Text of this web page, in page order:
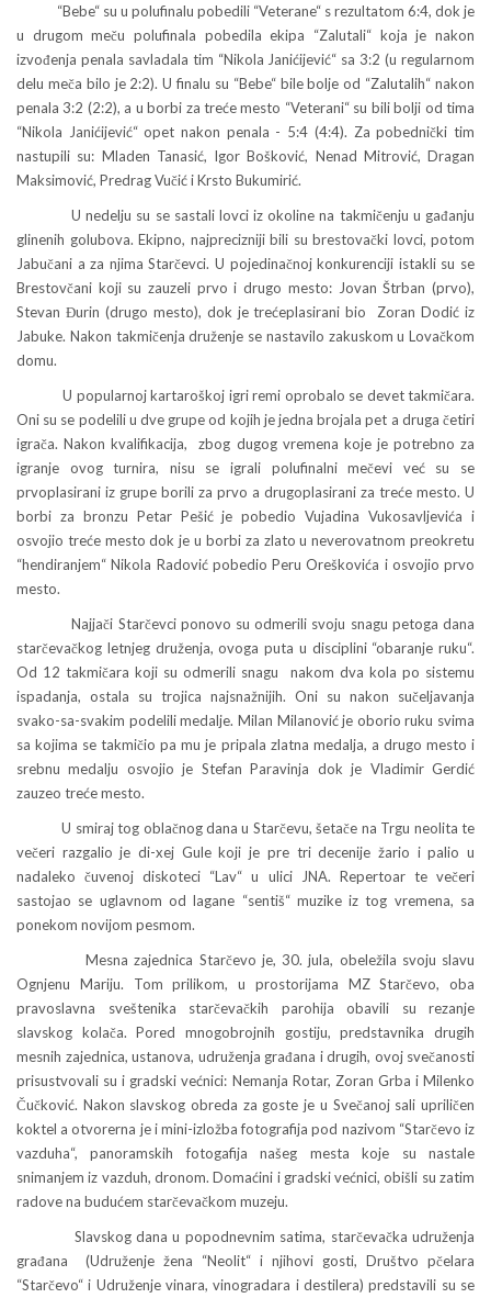
“Bebe“ su u polufinalu pobedili “Veterane“ s rezultatom 6:4, dok je
u drugom meču polufinala pobedila ekipa “Zalutali“ koja je nakon
izvođenja penala savladala tim “Nikola Janićijević“ sa 3:2 (u regularnom
delu meča bilo je 2:2). U finalu su “Bebe“ bile bolje od “Zalutalih“ nakon
penala 3:2 (2:2), a u borbi za treće mesto “Veterani“ su bili bolji od tima
“Nikola Janićijević“ opet nakon penala - 5:4 (4:4). Za pobednički tim
nastupili su: Mladen Tanasić, Igor Bošković, Nenad Mitrović, Dragan
Maksimović, Predrag Vučić i Krsto Bukumirić.
U nedelju su se sastali lovci iz okoline na takmičenju u gađanju
glinenih golubova. Ekipno, najprecizniji bili su brestovački lovci, potom
Jabučani a za njima Starčevci. U pojedinačnoj konkurenciji istakli su se
Brestovčani koji su zauzeli prvo i drugo mesto: Jovan Štrban (prvo),
Stevan Đurin (drugo mesto), dok je trećeplasirani bio Zoran Dodić iz
Jabuke. Nakon takmičenja druženje se nastavilo zakuskom u Lovačkom
domu.
U popularnoj kartaroškoj igri remi oprobalo se devet takmičara.
Oni su se podelili u dve grupe od kojih je jedna brojala pet a druga četiri
igrača. Nakon kvalifikacija, zbog dugog vremena koje je potrebno za
igranje ovog turnira, nisu se igrali polufinalni mečevi već su se
prvoplasirani iz grupe borili za prvo a drugoplasirani za treće mesto. U
borbi za bronzu Petar Pešić je pobedio Vujadina Vukosavljevića i
osvojio treće mesto dok je u borbi za zlato u neverovatnom preokretu
“hendiranjem“ Nikola Radović pobedio Peru Oreškovića i osvojio prvo
mesto.
Najjači Starčevci ponovo su odmerili svoju snagu petoga dana
starčevačkog letnjeg druženja, ovoga puta u disciplini “obaranje ruku“.
Od 12 takmičara koji su odmerili snagu nakom dva kola po sistemu
ispadanja, ostala su trojica najsnažnijih. Oni su nakon sučeljavanja
svako-sa-svakim podelili medalje. Milan Milanović je oborio ruku svima
sa kojima se takmičio pa mu je pripala zlatna medalja, a drugo mesto i
srebnu medalju osvojio je Stefan Paravinja dok je Vladimir Gerdić
zauzeo treće mesto.
U smiraj tog oblačnog dana u Starčevu, šetače na Trgu neolita te
večeri razgalio je di-xej Gule koji je pre tri decenije žario i palio u
nadaleko čuvenoj diskoteci “Lav“ u ulici JNA. Repertoar te večeri
sastojao se uglavnom od lagane “sentiš“ muzike iz tog vremena, sa
ponekom novijom pesmom.
Mesna zajednica Starčevo je, 30. jula, obeležila svoju slavu
Ognjenu Mariju. Tom prilikom, u prostorijama MZ Starčevo, oba
pravoslavna sveštenika starčevačkih parohija obavili su rezanje
slavskog kolača. Pored mnogobrojnih gostiju, predstavnika drugih
mesnih zajednica, ustanova, udruženja građana i drugih, ovoj svečanosti
prisustvovali su i gradski većnici: Nemanja Rotar, Zoran Grba i Milenko
Čučković. Nakon slavskog obreda za goste je u Svečanoj sali upriličen
koktel a otvorerna je i mini-izložba fotografija pod nazivom “Starčevo iz
vazduha“, panoramskih fotogafija našeg mesta koje su nastale
snimanjem iz vazduh, dronom. Domaćini i gradski većnici, obišli su zatim
radove na budućem starčevačkom muzeju.
Slavskog dana u popodnevnim satima, starčevačka udruženja
građana (Udruženje žena “Neolit“ i njihovi gosti, Društvo pčelara
“Starčevo“ i Udruženje vinara, vinogradara i destilera) predstavili su se